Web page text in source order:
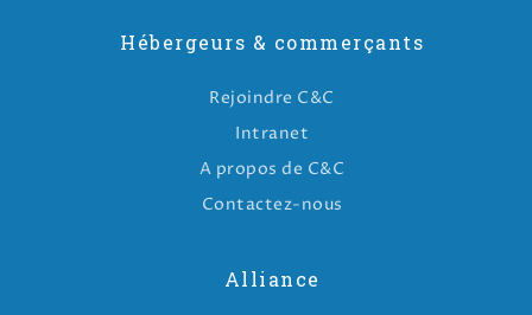
Hébergeurs & commerçants
Rejoindre C&C
Intranet
A propos de C&C
Contactez-nous
Alliance